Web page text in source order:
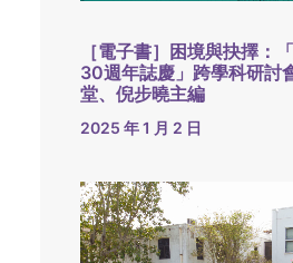
［電子書］困境與抉擇：
30週年誌慶」跨學科研討
堂、倪步曉主編
2025 年 1 月 2 日